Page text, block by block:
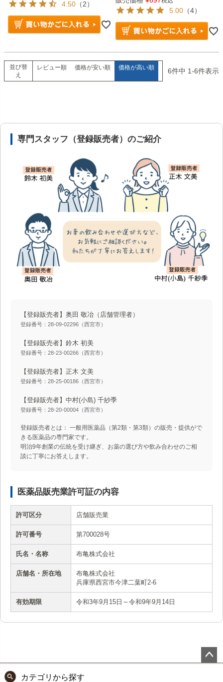
4.50 （2）
5.00 （4）
並び替
え
レビュー順 価格が安い順 価格が高い順 6件中 1-6件表示
専門スタッフ（登録販売者）のご紹介
【登録販売者】奥田 敬冶 （店舗管理者）
登録番号：28-09-02296（西宮市）
【登録販売者】鈴木 初美
登録番号：28-23-00266（西宮市）
【登録販売者】正木 文美
登録番号：28-25-00186（西宮市）
【登録販売者】中村(小島) 千紗季
登録番号：28-20-00004（西宮市）
登録販売者とは： 一般用医薬品（第2類・第3類）の販売・提供がで
きる医薬品の専門家です。
明治9年創業の伝統を受け継ぎ、お薬の選び方や飲み合わせのご相
談に丁寧にお答えします。
医薬品販売業許可証の内容
許可区分 店舗販売業
許可番号 第700028号
氏名・名称 布亀株式会社
店舗名・所在地
布亀株式会社
兵庫県西宮市今津二葉町2-6
有効期限 令和3年9月15日～令和9年9月14日
カテゴリから探す